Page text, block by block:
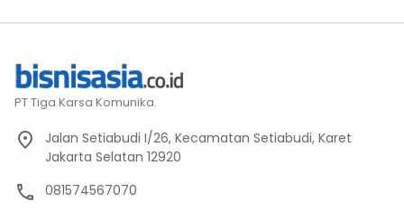
PT Tiga Karsa Komunika.
Jalan Setiabudi I/26, Kecamatan Setiabudi, Karet
Jakarta Selatan 12920
081574567070